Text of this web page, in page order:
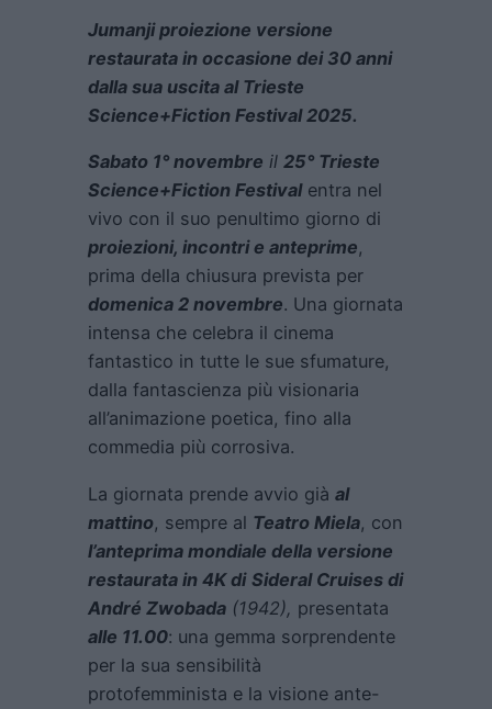
Jumanji proiezione versione
restaurata in occasione dei 30 anni
dalla sua uscita al Trieste
Science+Fiction Festival 2025.
Sabato 1° novembre il 25° Trieste
Science+Fiction Festivalentra nel
vivo con il suo penultimo giorno di
proiezioni, incontri e anteprime,
prima della chiusura prevista per
domenica 2 novembre. Una giornata
intensa che celebra il cinema
fantastico in tutte le sue sfumature,
dalla fantascienza più visionaria
all’animazione poetica, fino alla
commedia più corrosiva.
La giornata prende avvio già al
mattino, sempre al Teatro Miela, con
l’anteprima mondiale della versione
restaurata in 4K di Sideral Cruises di
André Zwobada (1942), presentata
alle 11.00: una gemma sorprendente
per la sua sensibilità
protofemminista e la visione ante-